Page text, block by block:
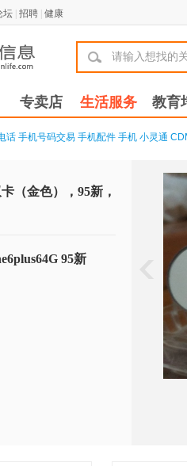
坛 招聘 健康
专卖店 生活服务 教育
话 手机号码交易 手机配件 手机 小灵通
（金色），95新，
95新